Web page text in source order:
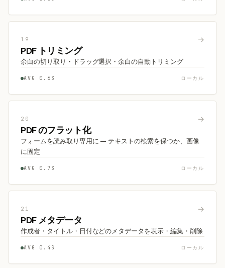
19 →
PDF トリミング
余白の切り取り・ドラッグ選択・余白の自動トリミング
AVG 0.6S ローカル
20 →
PDF のフラット化
フォームを読み取り専用に — テキストの検索を保つか、画像
に固定
AVG 0.7S ローカル
21 →
PDF メタデータ
作成者・タイトル・日付などのメタデータを表示・編集・削除
AVG 0.4S ローカル